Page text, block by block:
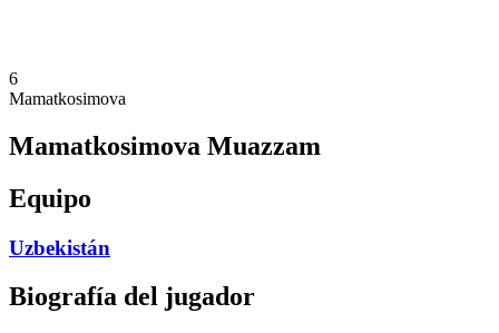
6
Mamatkosimova
Mamatkosimova Muazzam
Equipo
Uzbekistán
Biografía del jugador